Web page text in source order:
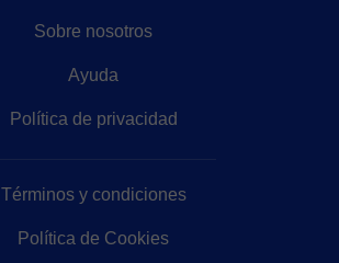
Sobre nosotros
Ayuda
Política de privacidad
Términos y condiciones
Política de Cookies